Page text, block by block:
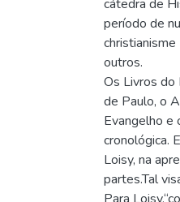
cátedra de
período de
outros.
Os Livros do
de Paulo, o
Evangelho e
cronológica.
Loisy, na
partes.Tal